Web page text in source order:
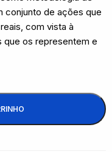
conjunto de ações que
com vista à
os representem e